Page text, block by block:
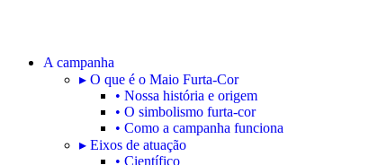
A campanha
▸ O que é o Maio Furta-Cor
• Nossa história e origem
• O simbolismo furta-cor
• Como a campanha funciona
▸ Eixos de atuação
• Científico